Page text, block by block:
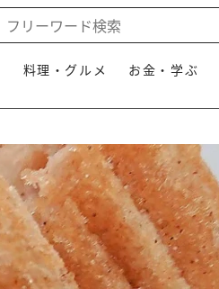
料理・グルメ お金・学ぶ